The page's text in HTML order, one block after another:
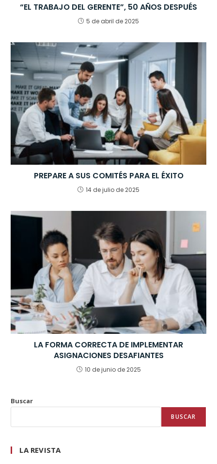
“EL TRABAJO DEL GERENTE”, 50 AÑOS DESPUÉS
5 de abril de 2025
PREPARE A SUS COMITÉS PARA EL ÉXITO
14 de julio de 2025
LA FORMA CORRECTA DE IMPLEMENTAR
ASIGNACIONES DESAFIANTES
10 de junio de 2025
Buscar
BUSCAR
LA REVISTA